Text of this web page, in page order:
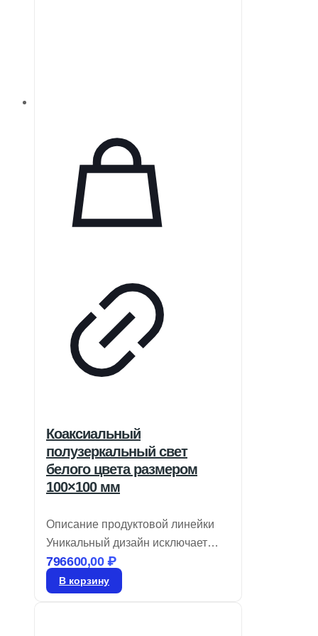
Коаксиальный
полузеркальный свет
белого цвета размером
100×100 мм
Описание продуктовой линейки
Уникальный дизайн исключает
появление ложных отражений
Доступны в красном, белом и
796600,00₽
В корзину